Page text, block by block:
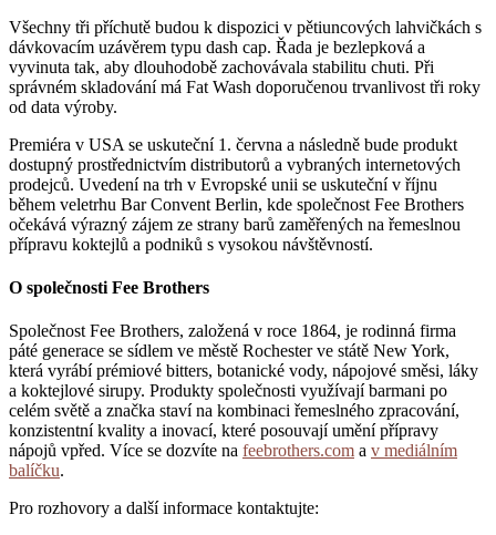
Všechny tři příchutě budou k dispozici v pětiuncových lahvičkách s
dávkovacím uzávěrem typu dash cap. Řada je bezlepková a
vyvinuta tak, aby dlouhodobě zachovávala stabilitu chuti. Při
správném skladování má Fat Wash doporučenou trvanlivost tři roky
od data výroby.
Premiéra v USA se uskuteční 1. června a následně bude produkt
dostupný prostřednictvím distributorů a vybraných internetových
prodejců. Uvedení na trh v Evropské unii se uskuteční v říjnu
během veletrhu Bar Convent Berlin, kde společnost Fee Brothers
očekává výrazný zájem ze strany barů zaměřených na řemeslnou
přípravu koktejlů a podniků s vysokou návštěvností.
O společnosti Fee Brothers
Společnost Fee Brothers, založená v roce 1864, je rodinná firma
páté generace se sídlem ve městě Rochester ve státě New York,
která vyrábí prémiové bitters, botanické vody, nápojové směsi, láky
a koktejlové sirupy. Produkty společnosti využívají barmani po
celém světě a značka staví na kombinaci řemeslného zpracování,
konzistentní kvality a inovací, které posouvají umění přípravy
nápojů vpřed. Více se dozvíte na feebrothers.com a v mediálním
balíčku.
Pro rozhovory a další informace kontaktujte: